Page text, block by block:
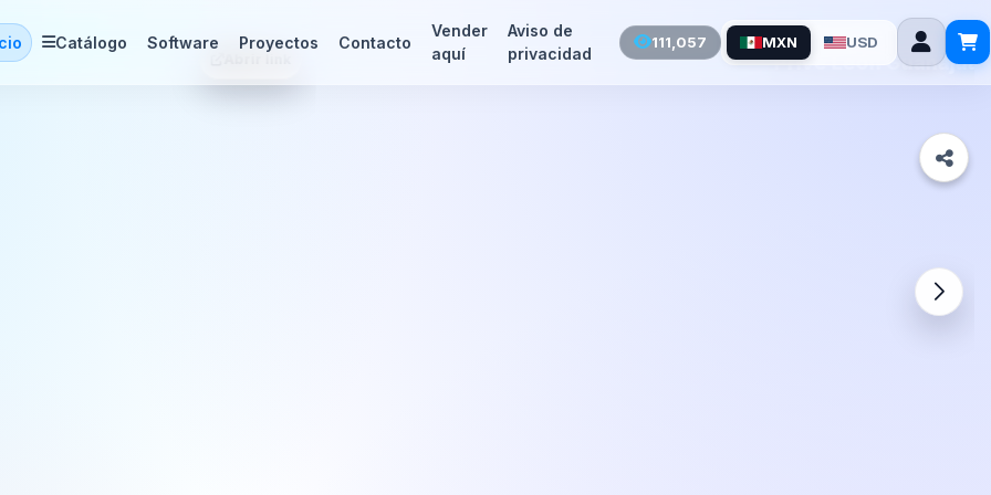
Catálogo Software Proyectos Contacto
Vender
aquí
Aviso de
privacidad
111,057 MXN USD
Prive León Guanajuato